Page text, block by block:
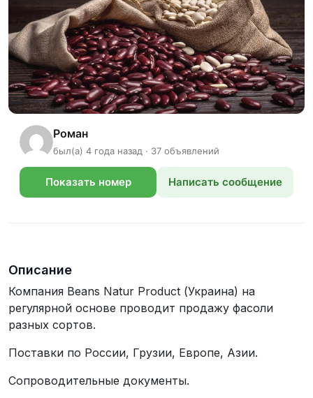
Роман
был(а) 4 года назад · 37 объявлений
Показать номер Написать сообщение
Описание
Компания Beans Natur Product (Украина) на
регулярной основе проводит продажу фасоли
разных сортов.
Поставки по России, Грузии, Европе, Азии.
Сопроводительные документы.